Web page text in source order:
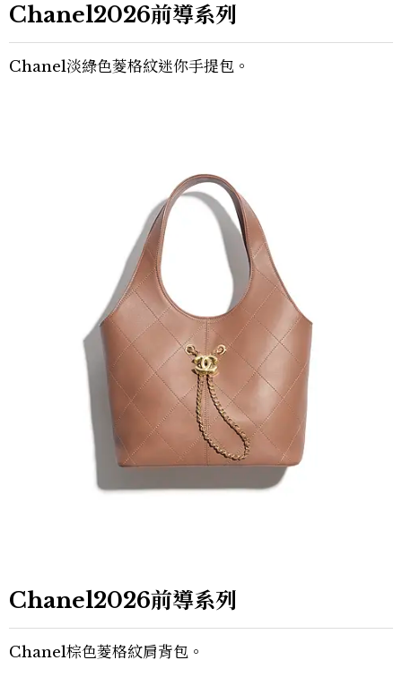
Chanel2026前導系列
Chanel淡綠色菱格紋迷你手提包。
Chanel2026前導系列
Chanel棕色菱格紋肩背包。